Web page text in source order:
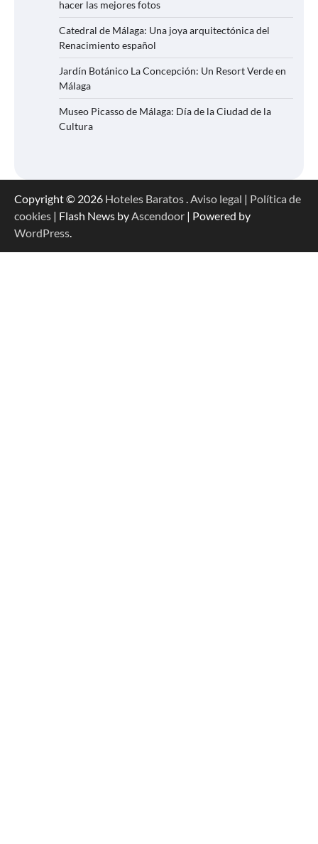
hacer las mejores fotos
Catedral de Málaga: Una joya arquitectónica del
Renacimiento español
Jardín Botánico La Concepción: Un Resort Verde en
Málaga
Museo Picasso de Málaga: Día de la Ciudad de la
Cultura
Copyright © 2026 Hoteles Baratos.Aviso legal | Política de
cookies | Flash News byAscendoor | Powered by
WordPress.